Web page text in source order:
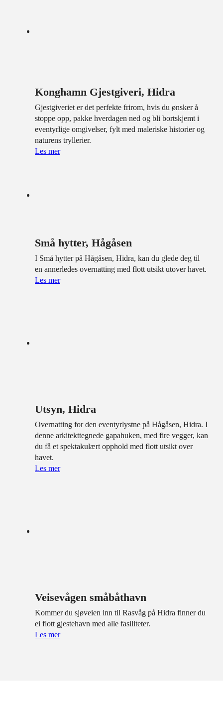
Konghamn Gjestgiveri, Hidra
Gjestgiveriet er det perfekte frirom, hvis du ønsker å
stoppe opp, pakke hverdagen ned og bli bortskjemt i
eventyrlige omgivelser, fylt med maleriske historier og
naturens tryllerier.
Les mer
Små hytter, Hågåsen
I Små hytter på Hågåsen, Hidra, kan du glede deg til
en annerledes overnatting med flott utsikt utover havet.
Les mer
Utsyn, Hidra
Overnatting for den eventyrlystne på Hågåsen, Hidra. I
denne arkitekttegnede gapahuken, med fire vegger, kan
du få et spektakulært opphold med flott utsikt over
havet.
Les mer
Veisevågen småbåthavn
Kommer du sjøveien inn til Rasvåg på Hidra finner du
ei flott gjestehavn med alle fasiliteter.
Les mer